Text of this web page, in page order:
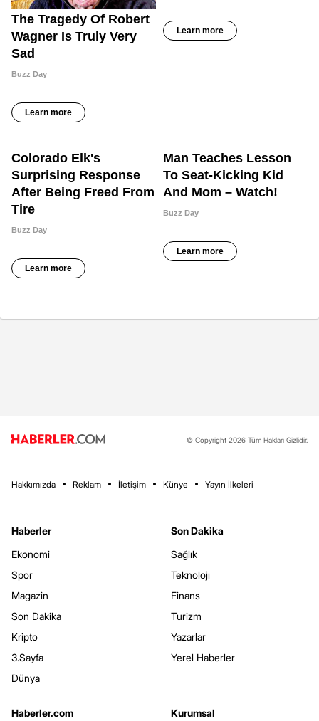
© Copyright 2026 Tüm Hakları Gizlidir.
Hakkımızda Reklam İletişim Künye Yayın İlkeleri
Haberler
Ekonomi
Spor
Magazin
Son Dakika
Kripto
3.Sayfa
Dünya
Son Dakika
Sağlık
Teknoloji
Finans
Turizm
Yazarlar
Yerel Haberler
Haberler.com
Kurumsal